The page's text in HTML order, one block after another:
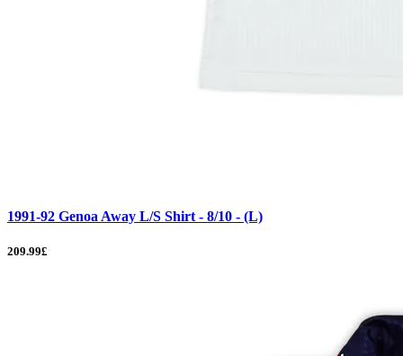
1991-92 Genoa Away L/S Shirt - 8/10 - (L)
209.99£